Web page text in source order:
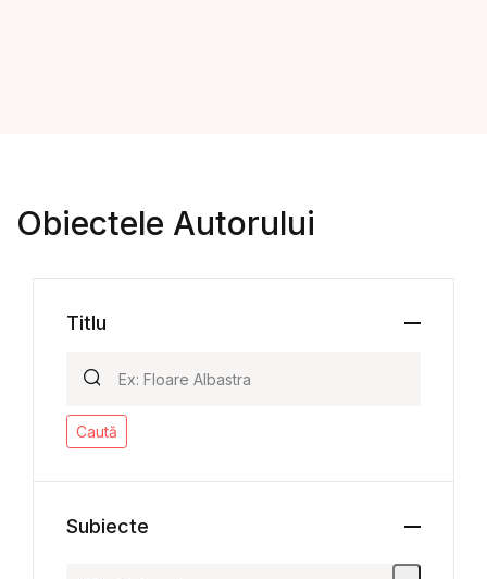
Obiectele Autorului
Titlu
Caută
Subiecte